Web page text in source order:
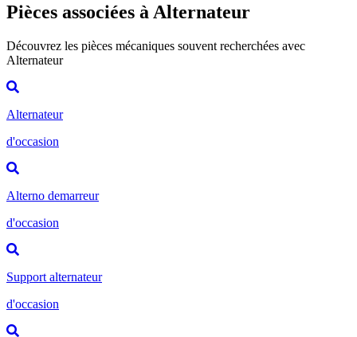
Pièces associées à Alternateur
Découvrez les pièces mécaniques souvent recherchées avec
Alternateur
Alternateur
d'occasion
Alterno demarreur
d'occasion
Support alternateur
d'occasion